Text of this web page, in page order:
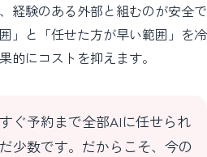
経験のある外部と組むのが安全で
」と「任せた方が早い範囲」を冷
的にコストを抑えます。
ぐ予約まで全部AIに任せられ
少数です。だからこそ、今の